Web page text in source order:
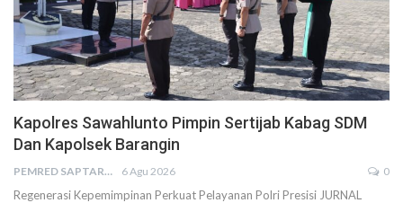
Kapolres Sawahlunto Pimpin Sertijab Kabag SDM
Dan Kapolsek Barangin
PEMRED SAPTARIUS 6 Agu 2026 0
Regenerasi Kepemimpinan Perkuat Pelayanan Polri Presisi JURNAL